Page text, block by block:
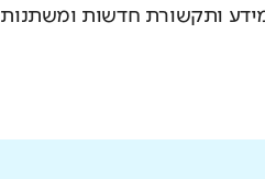
מידע ותקשורת חדשות ומשתנות